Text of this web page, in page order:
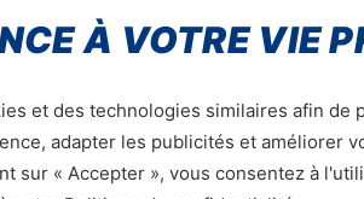
Informations utiles
À VOTRE VIE
et des technologies similaires afin de
adapter les publicités et améliorer
sur « Accepter », vous consentez à